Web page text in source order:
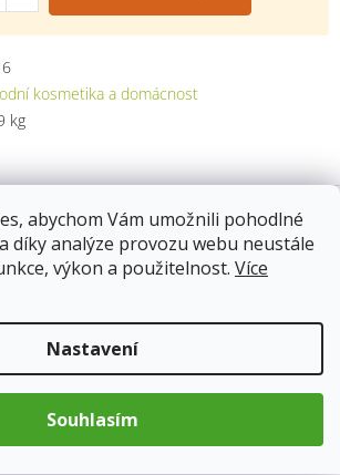
abychom Vám umožnili pohodlné
díky analýze provozu webu neustále
výkon a použitelnost. Více
Nastavení
Souhlasím
kosmetika a domácnost
kg
každodenní použití především při
Díky avokádovému oleji vytváří jemnou a
z kořene lopuchu omezuje tvorbu lupů,
a krásně se o ně stará. K oplachu je dobré
(výborná je dešťová voda). Další jeho
jedná o šampón bez obalu. Tento šampón